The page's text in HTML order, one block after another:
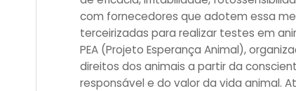
com fornecedores que adotem essa
terceirizadas para realizar testes em
PEA (Projeto Esperança Animal),
direitos dos animais a partir da
responsável e do valor da vida animal.